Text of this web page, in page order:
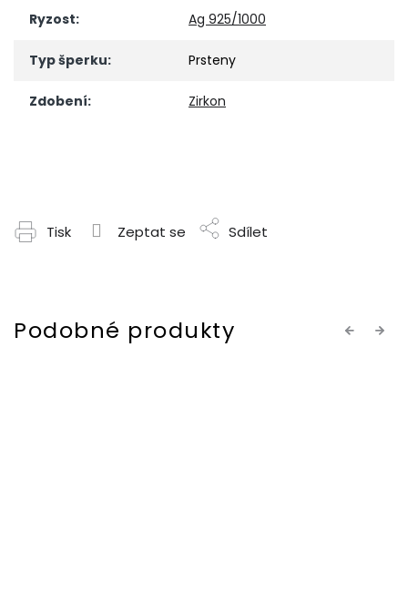
Ryzost: Ag 925/1000
Typ šperku: Prsteny
Zdobení: Zirkon
Tisk Zeptat se Sdílet
Previous
Next